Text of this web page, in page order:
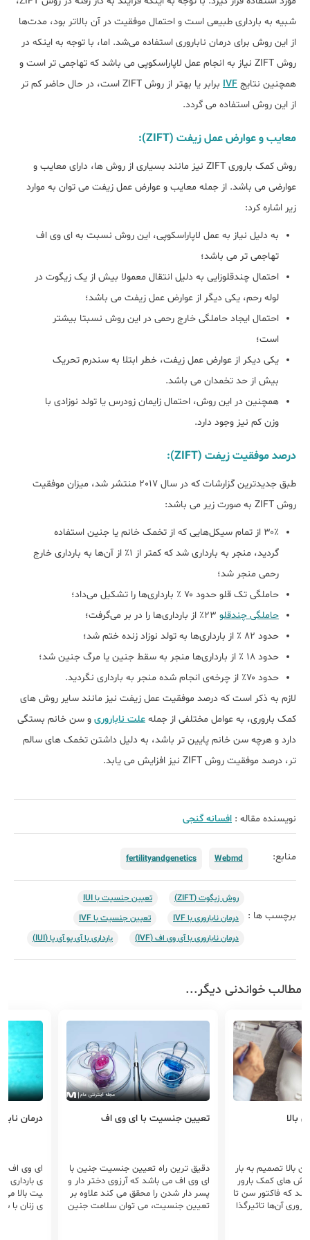
شبیه به بارداری طبیعی است و احتمال موفقیت در آن بالاتر بود، مدت‌ها
از این روش برای درمان ناباروری استفاده می‌شد. اما، با توجه به اینکه در
روش ZIFT نیاز به انجام عمل لاپاراسکوپی می باشد که تهاجمی تر است و
همچنین نتایج IVF
برابر یا بهتر از روش ZIFT است، در حال حاضر کم تر
از این روش استفاده می گردد.
معایب و عوارض عمل زیفت (ZIFT):
روش کمک باروری ZIFT نیز مانند بسیاری از روش ها، دارای معایب و
عوارضی می باشد. از جمله معایب و عوارض عمل زیفت می توان به موارد
زیر اشاره کرد:
به دلیل نیاز به عمل لاپاراسکوپی، این روش نسبت به ای وی اف
تهاجمی تر می باشد؛
احتمال چندقلوزایی به دلیل انتقال معمولا بیش از یک زیگوت در
لوله رحم، یکی دیگر از عوارض عمل زیفت می باشد؛
احتمال ایجاد حاملگی خارج رحمی در این روش نسبتا بیشتر
است؛
یکی دیکر از عوارض عمل زیفت، خطر ابتلا به سندرم تحریک
بیش از حد تخمدان می باشد.
همچنین در این روش، احتمال زایمان زودرس یا تولد نوزادی با
وزن کم نیز وجود دارد.
درصد موفقیت زیفت (ZIFT):
طبق جدیدترین گزارشات که در سال 2017 منتشر شد، میزان موفقیت
روش ZIFT به صورت زیر می باشد:
۳۰٪ از تمام سیکل‌هایی که از تخمک خانم یا جنین استفاده
گردید، منجر به بارداری شد که کمتر از ۱٪ از آن‌ها به بارداری خارج
رحمی منجر شد؛
حاملگی تک قلو حدود ۷۰ ٪ بارداری‌ها را تشکیل می‌داد؛
حاملگی چندقلو
حدود ۸۲ ٪ از بارداری‌ها به تولد نوزاد زنده ختم شد؛
حدود ۱۸ ٪ از بارداری‌ها منجر به سقط جنین یا مرگ جنین شد؛
حدود ۷۰٪ از چرخه‌ی انجام شده منجر به بارداری نگردید.
لازم به ذکر است که درصد موفقیت عمل زیفت نیز مانند سایر روش های
کمک باروری، به عوامل مختلفی از جمله علت ناباروری و سن خانم بستگی
دارد و هرچه سن خانم پایین تر باشد، به دلیل داشتن تخمک های سالم
تر، درصد موفقیت روش ZIFT نیز افزایش می یابد.
نویسنده مقاله : افسانه گنجی
منابع: Webmd
fertilityandgenetics
برچسب ها :
روش زیگوت (ZIFT)
تعیین جنسیت با IUI
درمان ناباروری با IVF
تعیین جنسیت با IVF
درمان ناباروری با آی وی اف (IVF)
بارداری با آی یو آی یا (IUI)
مطالب خواندنی دیگر...
بالا تصمیم به بار
روش‌ های کمک بارور
که فاکتور سن تا
آن‌ها تاثیرگذا
تعیین جنسیت با ای وی اف
دقیق ترین راه تعیین جنسیت جنین با
ای وی اف می باشد که آرزوی دختر دار و
پسر دار شدن را محقق می کند علاوه بر
تعیین جنسیت، می توان سلامت جنین
درمان
ای وی اف
ی بارداری و
یت بالا می
ی زنان با